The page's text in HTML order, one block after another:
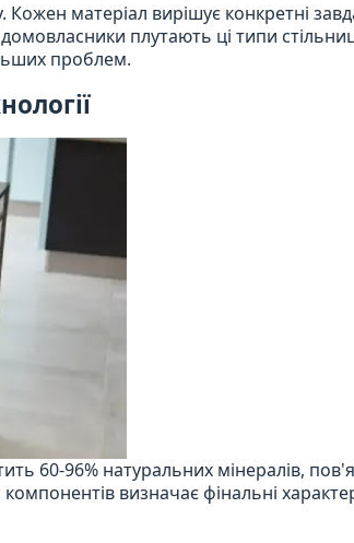
матеріал вирішує конкретні
плутають ці типи
проблем.
60-96% натуральних мінералів,
визначає фінальні